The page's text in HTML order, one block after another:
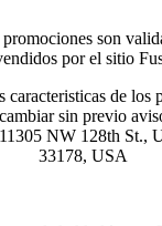
son
por el sitio
caracteristicas de los
cambiar sin previo
NW 128th St.,
33178, USA